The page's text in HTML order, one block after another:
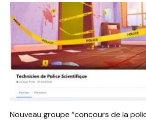
Nouveau groupe “concours de la